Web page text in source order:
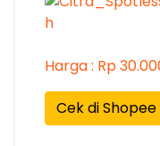
Harga : Rp
Cek di Shopee